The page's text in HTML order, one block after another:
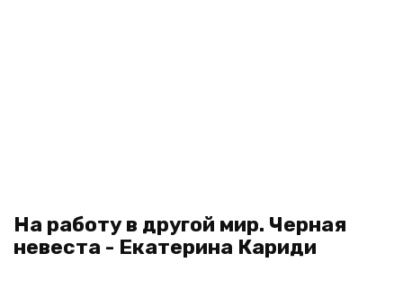
На работу в другой мир. Черная
невеста - Екатерина Кариди